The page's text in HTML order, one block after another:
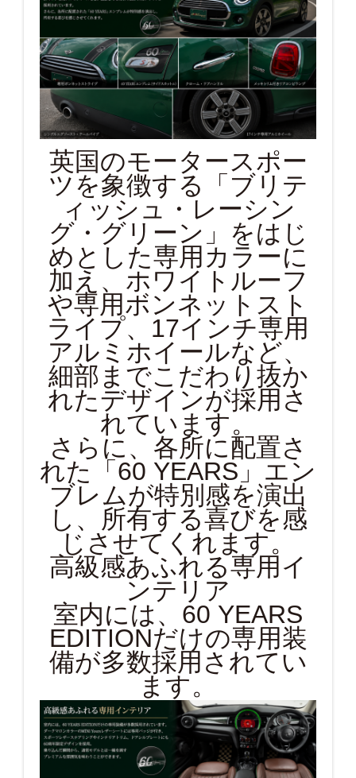
英国のモータースポー
ツを象徴する「ブリテ
ィッシュ・レーシン
グ・グリーン」をはじ
めとした専用カラーに
加え、ホワイトルーフ
や専用ボンネットスト
ライプ、17インチ専用
アルミホイールなど、
細部までこだわり抜か
れたデザインが採用さ
れています。
さらに、各所に配置さ
れた「60 YEARS」エン
ブレムが特別感を演出
し、所有する喜びを感
じさせてくれます。
高級感あふれる専用イ
ンテリア
室内には、60 YEARS
EDITIONだけの専用装
備が多数採用されてい
ます。